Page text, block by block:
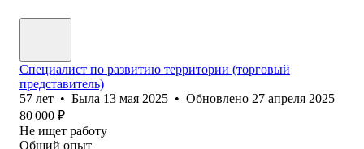
Специалист по развитию территории (торговый
представитель)
57 лет • Была 13 мая 2025 • Обновлено 27 апреля 2025
80 000 ₽
Не ищет работу
Общий опыт